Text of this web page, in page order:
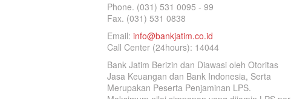
Phone. (031) 531 0095 - 99
Fax. (031) 531 0838
Email: info@bankjatim.co.id
Call Center (24hours): 14044
Bank Jatim Berizin dan Diawasi oleh Otoritas
Jasa Keuangan dan Bank Indonesia, Serta
Merupakan Peserta Penjaminan LPS.